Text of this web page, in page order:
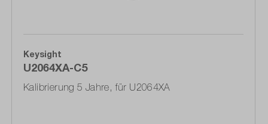
Keysight
U2064XA-C5
Kalibrierung 5 Jahre, für U2064XA